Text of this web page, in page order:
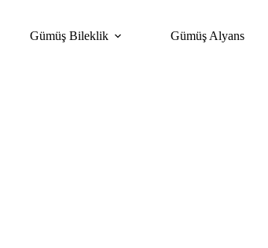
Gümüş Bileklik Gümüş Alyans